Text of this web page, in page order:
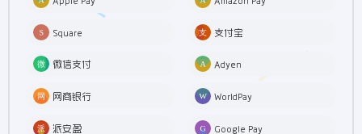
Square 支付宝
微信支付 Adyen
网商银行 WorldPay
派安盈 Google Pay